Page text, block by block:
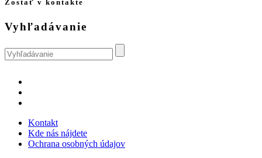
Zostať v kontakte
Vyhľadávanie
Kontakt
Kde nás nájdete
Ochrana osobných údajov